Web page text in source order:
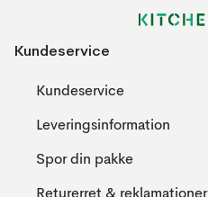
Kundeservice
Kundeservice
Leveringsinformation
Spor din pakke